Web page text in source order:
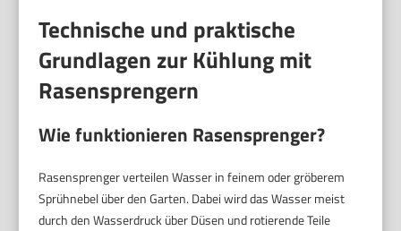
Technische und praktische
Grundlagen zur Kühlung mit
Rasensprengern
Wie funktionieren Rasensprenger?
Rasensprenger verteilen Wasser in feinem oder gröberem
Sprühnebel über den Garten. Dabei wird das Wasser meist
durch den Wasserdruck über Düsen und rotierende Teile